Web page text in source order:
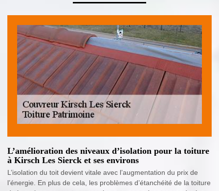
L’amélioration des niveaux d’isolation pour la toiture
à Kirsch Les Sierck et ses environs
L’isolation du toit devient vitale avec l’augmentation du prix de
l’énergie. En plus de cela, les problèmes d’étanchéité de la toiture